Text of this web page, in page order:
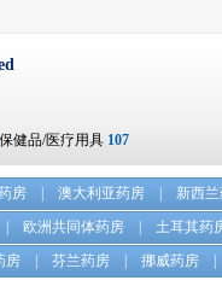
保健品/医疗用具 107
房 澳大利亚药房 新西
欧洲共同体药房 土耳其药
房 芬兰药房 挪威药房